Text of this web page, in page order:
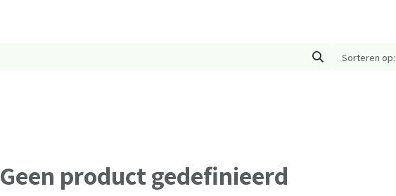
Sorteren op:
Geen product gedefinieerd